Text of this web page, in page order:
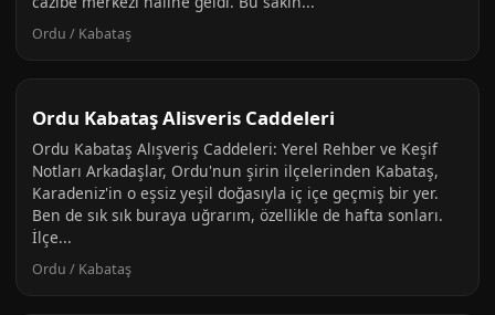
Ordu / Kabataş
Ordu Kabataş Alisveris Caddeleri
Ordu Kabataş Alışveriş Caddeleri: Yerel Rehber ve Keşif
Notları Arkadaşlar, Ordu'nun şirin ilçelerinden Kabataş,
Karadeniz'in o eşsiz yeşil doğasıyla iç içe geçmiş bir yer.
Ben de sık sık buraya uğrarım, özellikle de hafta sonları.
İlçe...
Ordu / Kabataş